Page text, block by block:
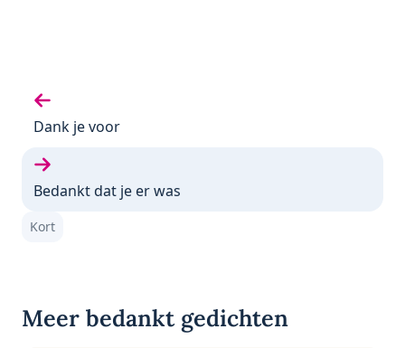
Vorige gedicht:
Dank je voor
Volgende gedicht:
Bedankt dat je er was
Kort
Meer bedankt gedichten